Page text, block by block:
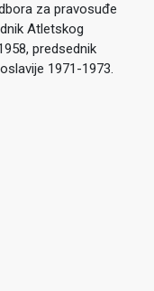
za pravosuđe
Atletskog
predsednik
1971-1973.